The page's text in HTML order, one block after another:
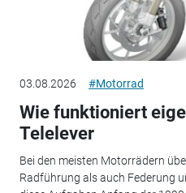
03.08.2026 #Motorrad
Wie funktioniert
Telelever
Bei den meisten Motorrädern
Radführung als auch Federung